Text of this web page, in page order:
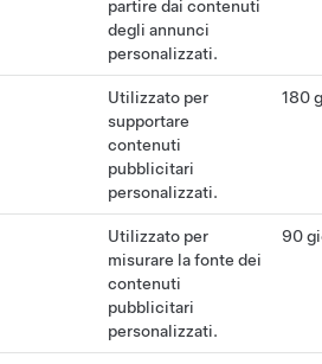
partire dai contenuti
degli annunci
personalizzati.
Utilizzato per
supportare
contenuti
pubblicitari
personalizzati.
180
Utilizzato per
misurare la fonte dei
contenuti
pubblicitari
personalizzati.
90